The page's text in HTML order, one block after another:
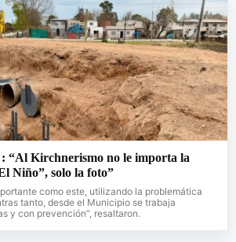
: “Al Kirchnerismo no le importa la
Niño”, solo la foto”
como este, utilizando la problemática
tanto, desde el Municipio se trabaja
y con prevención”, resaltaron.